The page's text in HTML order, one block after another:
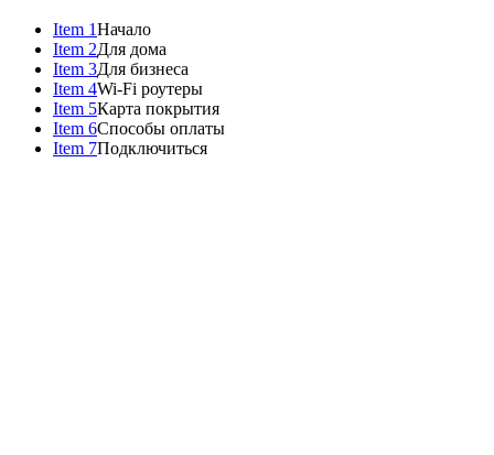
Item 1Начало
Item 2Для дома
Item 3Для бизнеса
Item 4Wi-Fi роутеры
Item 5Карта покрытия
Item 6Способы оплаты
Item 7Подключиться